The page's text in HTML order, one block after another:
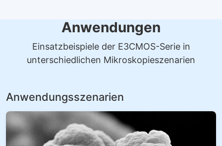
Anwendungen
Einsatzbeispiele der E3CMOS-Serie in
unterschiedlichen Mikroskopieszenarien
Anwendungsszenarien